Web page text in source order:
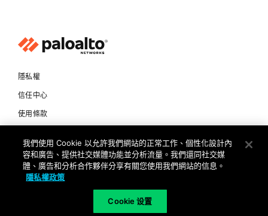
隱私權
信任中心
使用條款
Copyright © 2026 Palo Alto Networks. All Rights Reserved
我們使用 Cookie 以允許我們網站的正常工作、個性化設計內
容和廣告、提供社交媒體功能並分析流量。我們還同社交媒
體、廣告和分析合作夥伴分享有關您使用我們網站的信息。
隱私權政策
Cookie 设置